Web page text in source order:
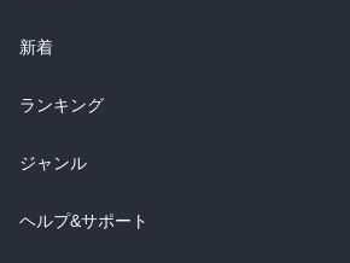
ラノベ
雑誌・グラビア
BL・TL
総合
ラノベ
雑誌・グラビア
BL・TL
新着
総合
ラノベ
雑誌・グラビア
ランキング
総合
ラノベ
ジャンル
コミック
ヘルプ&サポート